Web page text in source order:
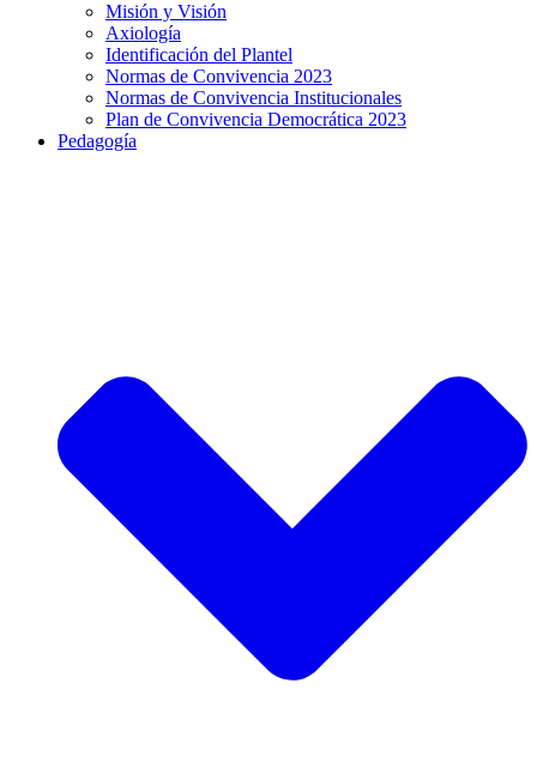
Misión y Visión
Axiología
Identificación del Plantel
Normas de Convivencia 2023
Normas de Convivencia Institucionales
Plan de Convivencia Democrática 2023
Pedagogía